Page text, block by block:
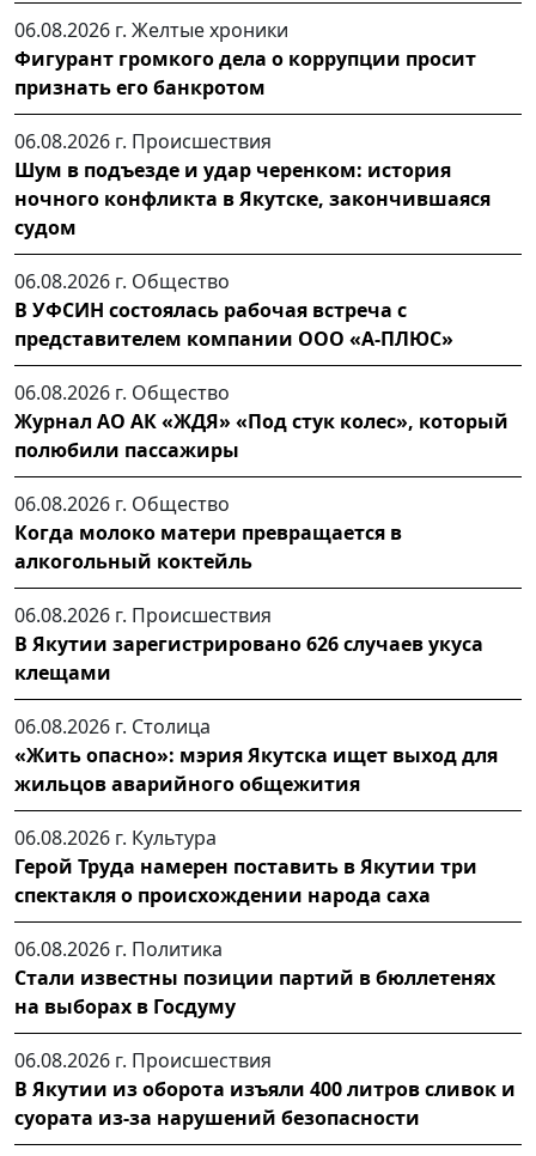
06.08.2026 г. Желтые хроники
Фигурант громкого дела о коррупции просит
признать его банкротом
06.08.2026 г. Происшествия
Шум в подъезде и удар черенком: история
ночного конфликта в Якутске, закончившаяся
судом
06.08.2026 г. Общество
В УФСИН состоялась рабочая встреча с
представителем компании ООО «А-ПЛЮС»
06.08.2026 г. Общество
Журнал АО АК «ЖДЯ» «Под стук колес», который
полюбили пассажиры
06.08.2026 г. Общество
Когда молоко матери превращается в
алкогольный коктейль
06.08.2026 г. Происшествия
В Якутии зарегистрировано 626 случаев укуса
клещами
06.08.2026 г. Столица
«Жить опасно»: мэрия Якутска ищет выход для
жильцов аварийного общежития
06.08.2026 г. Культура
Герой Труда намерен поставить в Якутии три
спектакля о происхождении народа саха
06.08.2026 г. Политика
Стали известны позиции партий в бюллетенях
на выборах в Госдуму
06.08.2026 г. Происшествия
В Якутии из оборота изъяли 400 литров сливок и
суората из-за нарушений безопасности